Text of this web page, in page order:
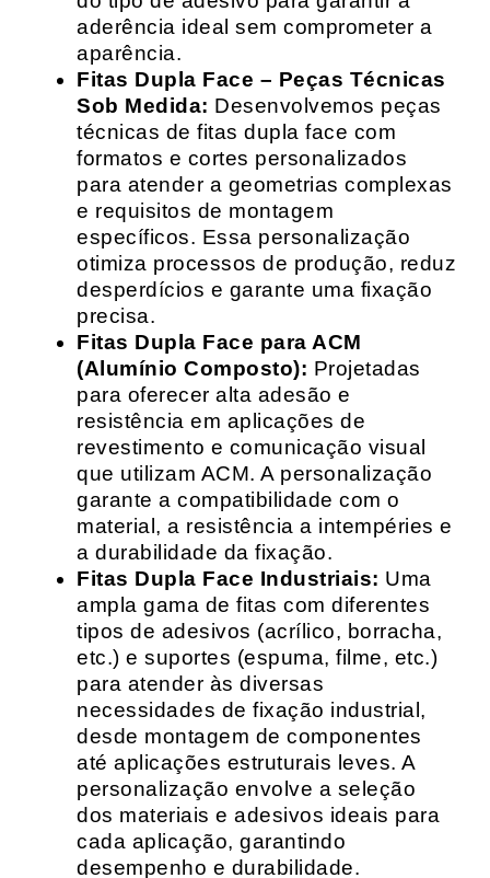
aderência ideal sem comprometer a
aparência.
Fitas Dupla Face – Peças Técnicas
Sob Medida: Desenvolvemos peças
técnicas de fitas dupla face com
formatos e cortes personalizados
para atender a geometrias complexas
e requisitos de montagem
específicos. Essa personalização
otimiza processos de produção, reduz
desperdícios e garante uma fixação
precisa.
Fitas Dupla Face para ACM
(Alumínio Composto): Projetadas
para oferecer alta adesão e
resistência em aplicações de
revestimento e comunicação visual
que utilizam ACM. A personalização
garante a compatibilidade com o
material, a resistência a intempéries e
a durabilidade da fixação.
Fitas Dupla Face Industriais: Uma
ampla gama de fitas com diferentes
tipos de adesivos (acrílico, borracha,
etc.) e suportes (espuma, filme, etc.)
para atender às diversas
necessidades de fixação industrial,
desde montagem de componentes
até aplicações estruturais leves. A
personalização envolve a seleção
dos materiais e adesivos ideais para
cada aplicação, garantindo
desempenho e durabilidade.